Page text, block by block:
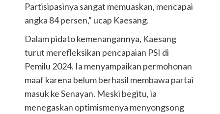
Partisipasinya sangat memuaskan, mencapai
angka 84 persen,” ucap Kaesang.
Dalam pidato kemenangannya, Kaesang
turut merefleksikan pencapaian PSI di
Pemilu 2024. Ia menyampaikan permohonan
maaf karena belum berhasil membawa partai
masuk ke Senayan. Meski begitu, ia
menegaskan optimismenya menyongsong